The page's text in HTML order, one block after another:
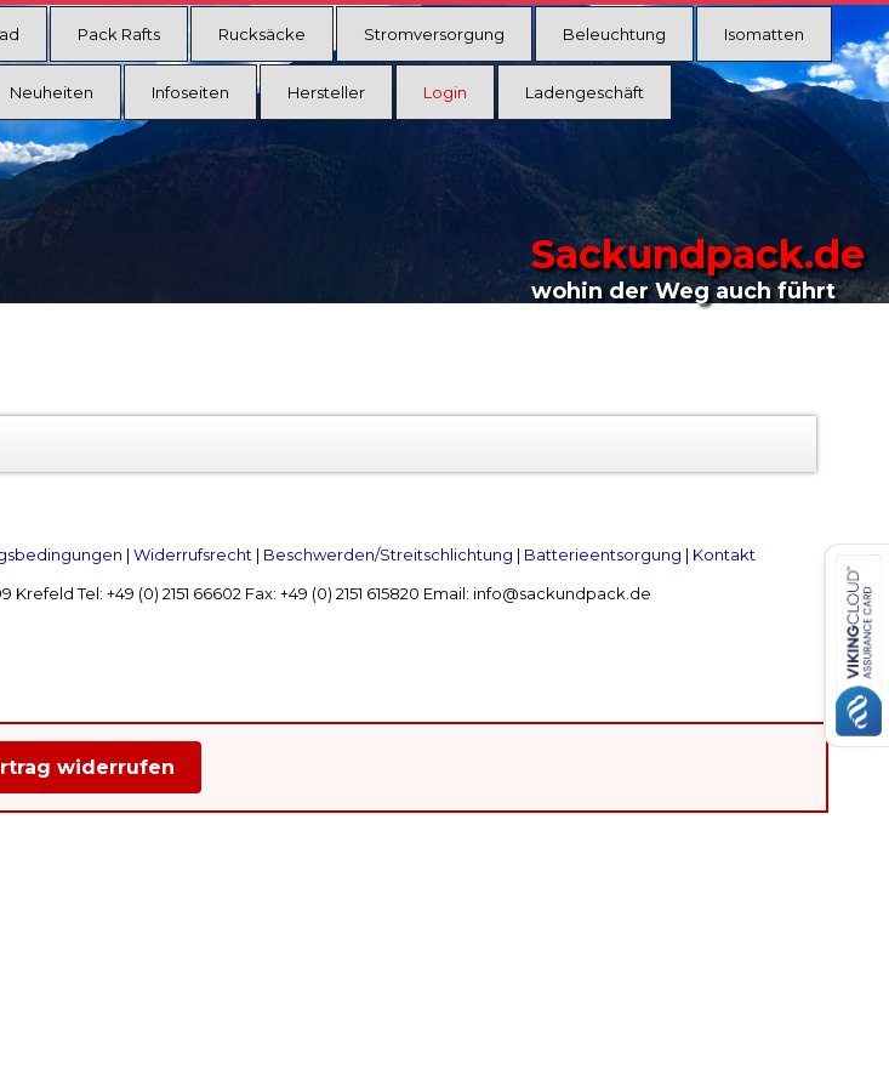
Pack Rafts Rucksäcke Stromversorgung Beleuchtung Isomatten
Neuheiten Infoseiten Hersteller Login Ladengeschäft
Sackundpack.de
wohin der Weg auch führt
| Widerrufsrecht | Beschwerden/Streitschlichtung | Batterieentsorgung | Kontakt
Tel: +49 (0) 2151 66602 Fax: +49 (0) 2151 615820 Email: info@sackundpack.de
widerrufen